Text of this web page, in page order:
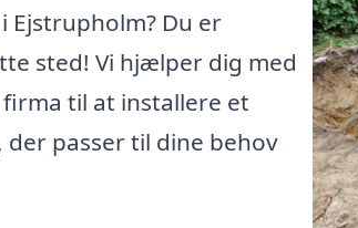
Du er
sted! Vi hjælper dig med
til at installere et
passer til dine behov